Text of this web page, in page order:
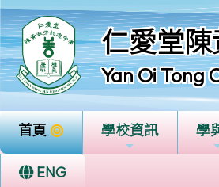
仁愛堂
Yan Oi Tong
首頁 學校資訊 學
ENG